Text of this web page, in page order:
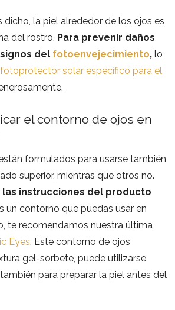
dicho, la piel alrededor de los ojos es
del rostro. Para prevenir daños
del fotoenvejecimiento, lo
fotoprotector solar específico para el
el contorno de ojos en
formulados para usarse también
superior, mientras que otros no.
las instrucciones del producto
un contorno que puedas usar en
te recomendamos nuestra última
Eyes. Este contorno de ojos
gel-sorbete, puede utilizarse
para preparar la piel antes del